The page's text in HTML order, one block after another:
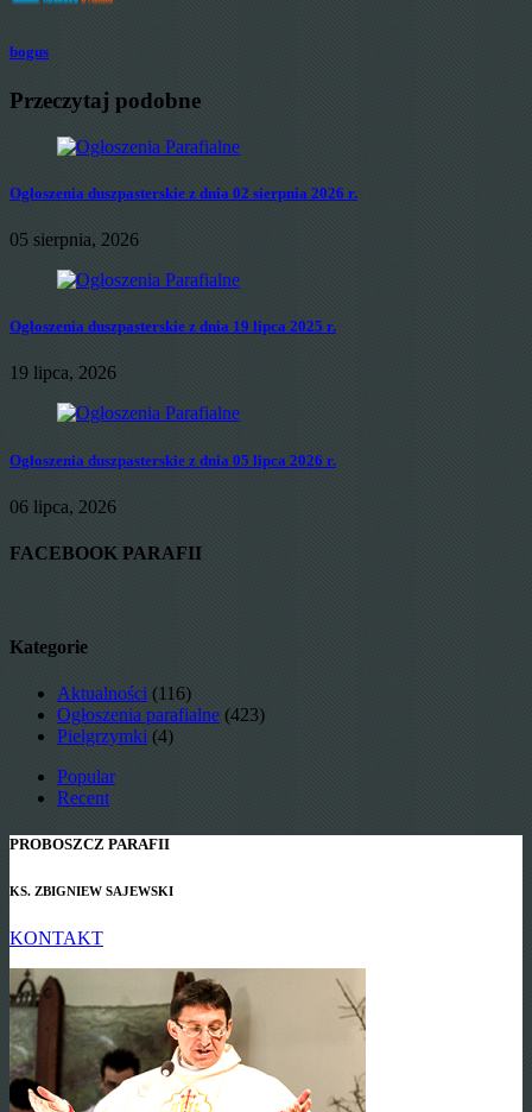
bogus
Przeczytaj podobne
Ogłoszenia duszpasterskie z dnia 02 sierpnia 2026 r.
05 sierpnia, 2026
Ogłoszenia duszpasterskie z dnia 19 lipca 2025 r.
19 lipca, 2026
Ogłoszenia duszpasterskie z dnia 05 lipca 2026 r.
06 lipca, 2026
FACEBOOK PARAFII
Kategorie
Aktualności (116)
Ogłoszenia parafialne (423)
Pielgrzymki (4)
Popular
Recent
PROBOSZCZ PARAFII
KS. ZBIGNIEW SAJEWSKI
KONTAKT